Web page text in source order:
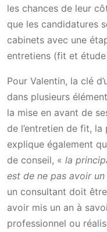
les chances de leur
que les candidatures
cabinets avec une
entretiens (fit et
Pour Valentin, la clé
dans plusieurs
la mise en avant de
de l’entretien de fit,
explique également
de conseil, « la
est de ne pas avoir
un consultant doit
avoir mis un an à
professionnel ou